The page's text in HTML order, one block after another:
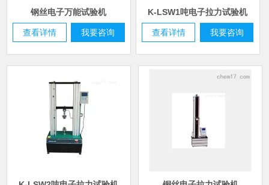
钢丝电子万能试验机
查看详情 我要咨询
K-LSW1吨电子拉力试验机
查看详情 我要咨询